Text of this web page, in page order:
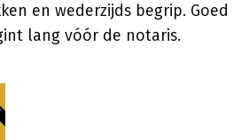
en wederzijds begrip. Goed
lang vóór de notaris.